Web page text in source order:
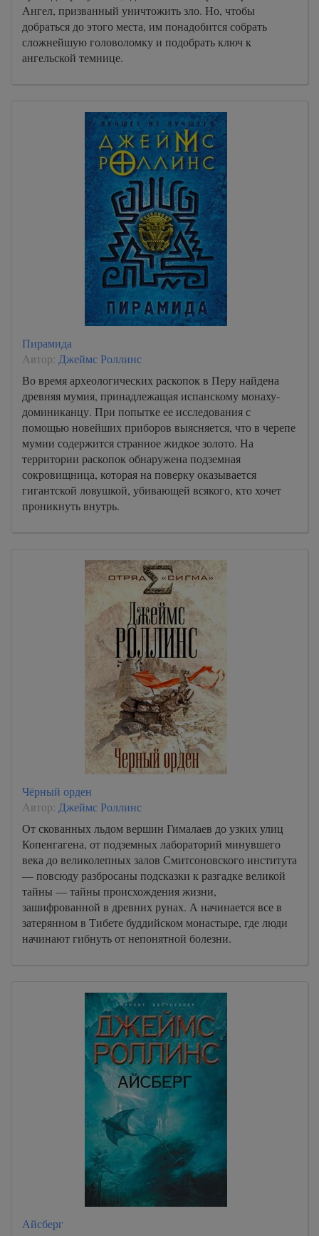
Ангел, призванный уничтожить зло. Но, чтобы
добраться до этого места, им понадобится собрать
сложнейшую головоломку и подобрать ключ к
ангельской темнице.
Пирамида
Автор: Джеймс Роллинс
Во время археологических раскопок в Перу найдена
древняя мумия, принадлежащая испанскому монаху-
доминиканцу. При попытке ее исследования с
помощью новейших приборов выясняется, что в черепе
мумии содержится странное жидкое золото. На
территории раскопок обнаружена подземная
сокровищница, которая на поверку оказывается
гигантской ловушкой, убивающей всякого, кто хочет
проникнуть внутрь.
Чёрный орден
Автор: Джеймс Роллинс
От скованных льдом вершин Гималаев до узких улиц
Копенгагена, от подземных лабораторий минувшего
века до великолепных залов Смитсоновского института
— повсюду разбросаны подсказки к разгадке великой
тайны — тайны происхождения жизни,
зашифрованной в древних рунах. А начинается все в
затерянном в Тибете буддийском монастыре, где люди
начинают гибнуть от непонятной болезни.
Айсберг